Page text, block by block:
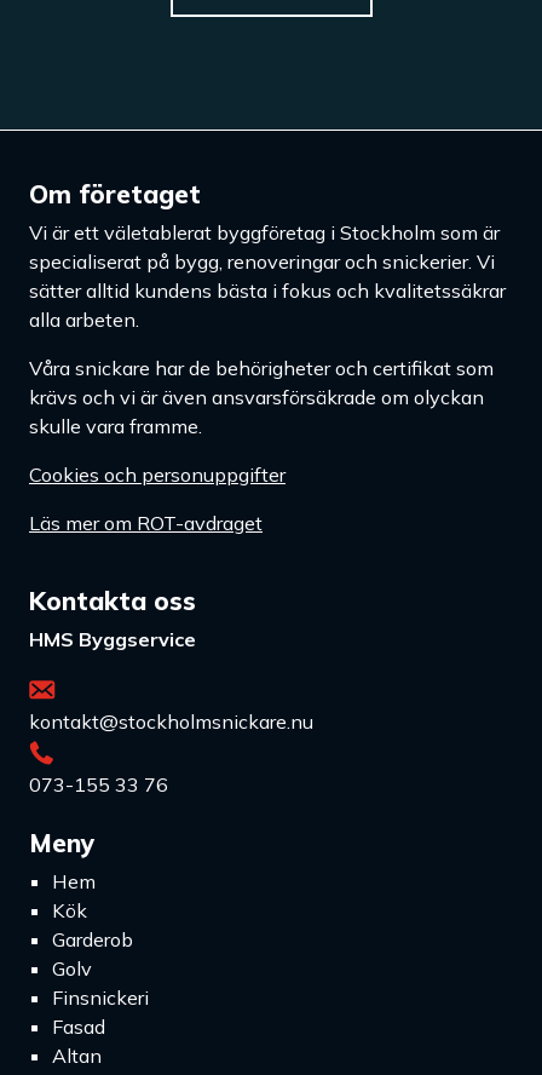
Om företaget
Vi är ett väletablerat byggföretag i Stockholm som är
specialiserat på bygg, renoveringar och snickerier. Vi
sätter alltid kundens bästa i fokus och kvalitetssäkrar
alla arbeten.
Våra snickare har de behörigheter och certifikat som
krävs och vi är även ansvarsförsäkrade om olyckan
skulle vara framme.
Cookies och personuppgifter
Läs mer om ROT-avdraget
Kontakta oss
HMS Byggservice
kontakt@stockholmsnickare.nu
073-155 33 76
Meny
Hem
Kök
Garderob
Golv
Finsnickeri
Fasad
Altan